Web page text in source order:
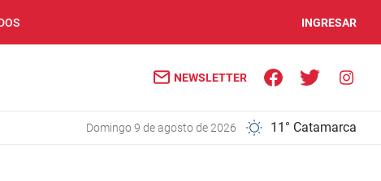
INGRESAR
NEWSLETTER
domingo 9 de agosto de 2026 11° Catamarca